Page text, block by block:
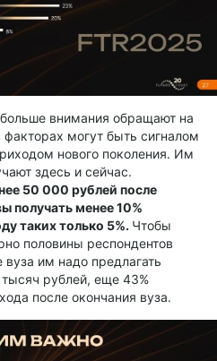
внимания обращают на
могут быть сигналом
нового поколения. Им
здесь и сейчас.
50 000 рублей после
получать менее 10%
таких только 5%. Чтобы
половины респондентов
им надо предлагать
рублей, еще 43%
после окончания вуза.